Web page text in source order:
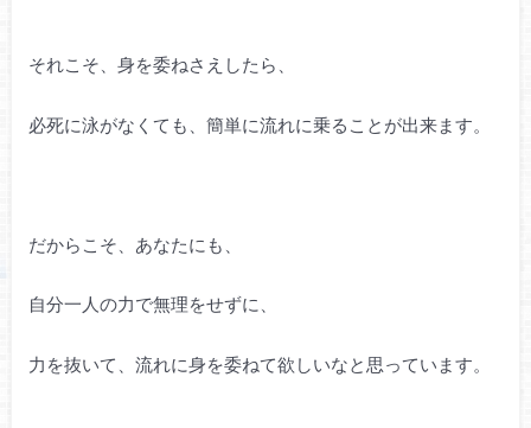
それこそ、身を委ねさえしたら、
必死に泳がなくても、簡単に流れに乗ることが出来ます。
だからこそ、あなたにも、
自分一人の力で無理をせずに、
力を抜いて、流れに身を委ねて欲しいなと思っています。